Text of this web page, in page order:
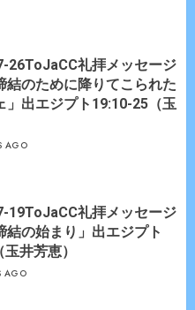
26ToJaCC礼拝メッセージ
結のために降りてこられた
」出エジプト19:10-25（玉
AGO
19ToJaCC礼拝メッセージ
結の始まり」出エジプト
井芳恵）
AGO